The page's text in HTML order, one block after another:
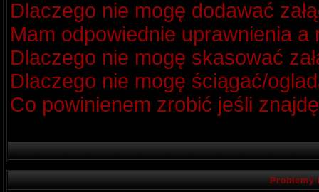
Dlaczego nie mogę dodawać
Mam odpowiednie uprawnienia a
Dlaczego nie mogę skasować
Dlaczego nie mogę ściągać/
Co powinienem zrobić jeśli
Problemy